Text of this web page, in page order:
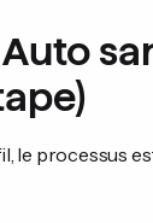
le processus